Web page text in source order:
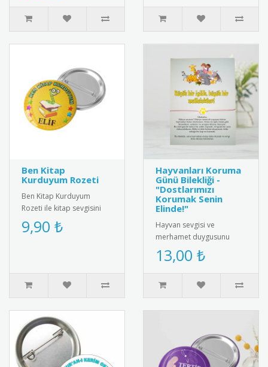
rozet..
Ben Kitap
Kurduyum Rozeti
Ben Kitap Kurduyum
Rozeti ile kitap sevgisini
teşvik edin! Öğrencilere ve
kitap tutkunlarına özel ta..
9,90 ₺
Hayvanları Koruma
Günü Bilekliği -
"Dostlarımızı
Korumak Senin
Elinde!"
Hayvan sevgisi ve
merhamet duygusunu
pekiştirmek için
tasarlanmış özel bir
hediye kartı ve bileklik ..
13,00 ₺